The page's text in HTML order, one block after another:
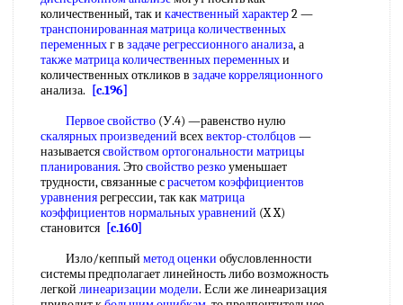
количественный, так и качественный характер2 —
транспонированная матрицаколичественных
переменныхг в задаче регрессионного анализа, а
также матрицаколичественных переменныхи
количественных откликов в задаче корреляционного
анализа.
[c.196]
Первое свойство (У.4) —равенство нулю
скалярных произведений всехвектор-столбцов —
называетсясвойством ортогональности матрицы
планирования. Этосвойство резкоуменьшает
трудности, связанные срасчетом коэффициентов
уравнениярегрессии, так какматрица
коэффициентов нормальных уравнений (X X)
становится [c.160]
Изло/кеппый метод оценки обусловленности
системы предполагает линейность либо возможность
легкой линеаризации модели. Если же линеаризация